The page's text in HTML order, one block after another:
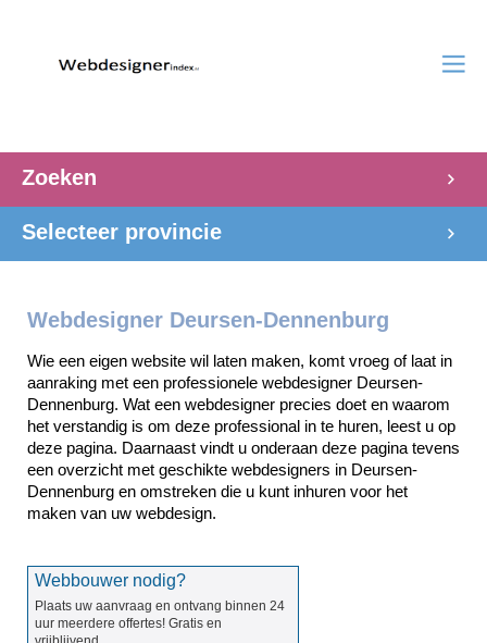
Zoeken
Selecteer provincie
Webdesigner Deursen-Dennenburg
Wie een eigen website wil laten maken, komt vroeg of laat in
aanraking met een professionele webdesigner Deursen-
Dennenburg. Wat een webdesigner precies doet en waarom
het verstandig is om deze professional in te huren, leest u op
deze pagina. Daarnaast vindt u onderaan deze pagina tevens
een overzicht met geschikte webdesigners in Deursen-
Dennenburg en omstreken die u kunt inhuren voor het
maken van uw webdesign.